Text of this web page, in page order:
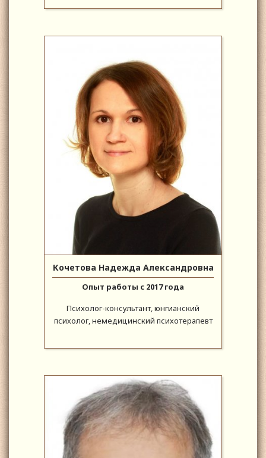
Кочетова Надежда Александровна
Опыт работы с 2017 года
Психолог-консультант, юнгианский
психолог, немедицинский психотерапевт